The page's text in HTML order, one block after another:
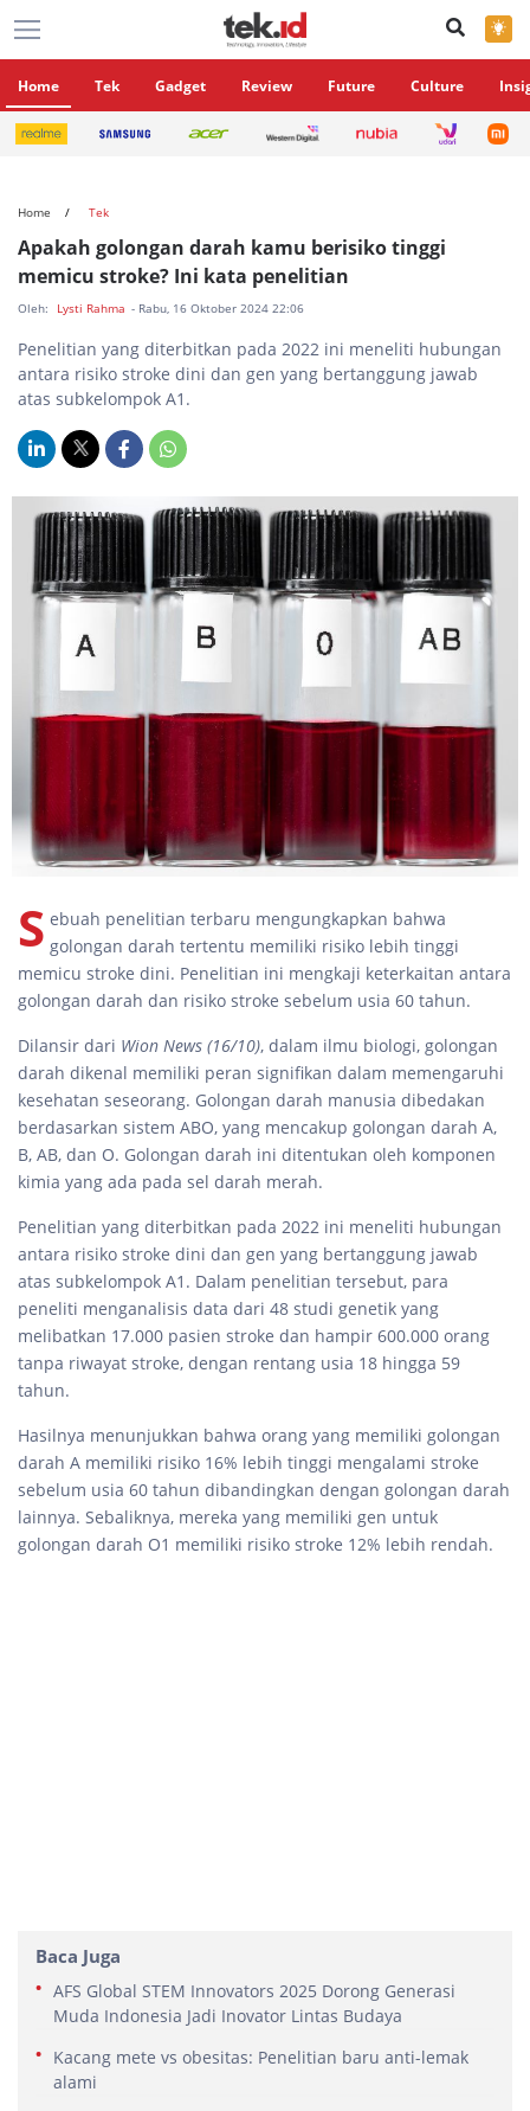
×
Home Tek Gadget Review Future Culture
Home Tek
Apakah golongan darah kamu berisiko tinggi
memicu stroke? Ini kata penelitian
Oleh: Lysti Rahma - Rabu, 16 Oktober 2024 22:06
Penelitian yang diterbitkan pada 2022 ini meneliti hubungan
antara risiko stroke dini dan gen yang bertanggung jawab
atas subkelompok A1.
S ebuah penelitian terbaru mengungkapkan bahwa
golongan darah tertentu memiliki risiko lebih tinggi
memicu stroke dini. Penelitian ini mengkaji keterkaitan antara
golongan darah dan risiko stroke sebelum usia 60 tahun.
Dilansir dari Wion News (16/10), dalam ilmu biologi, golongan
darah dikenal memiliki peran signifikan dalam memengaruhi
kesehatan seseorang. Golongan darah manusia dibedakan
berdasarkan sistem ABO, yang mencakup golongan darah A,
B, AB, dan O. Golongan darah ini ditentukan oleh komponen
kimia yang ada pada sel darah merah.
Penelitian yang diterbitkan pada 2022 ini meneliti hubungan
antara risiko stroke dini dan gen yang bertanggung jawab
atas subkelompok A1. Dalam penelitian tersebut, para
peneliti menganalisis data dari 48 studi genetik yang
melibatkan 17.000 pasien stroke dan hampir 600.000 orang
tanpa riwayat stroke, dengan rentang usia 18 hingga 59
tahun.
Hasilnya menunjukkan bahwa orang yang memiliki golongan
darah A memiliki risiko 16% lebih tinggi mengalami stroke
sebelum usia 60 tahun dibandingkan dengan golongan darah
lainnya. Sebaliknya, mereka yang memiliki gen untuk
golongan darah O1 memiliki risiko stroke 12% lebih rendah.
Baca Juga
AFS Global STEM Innovators 2025 Dorong Generasi
Muda Indonesia Jadi Inovator Lintas Budaya
Kacang mete vs obesitas: Penelitian baru anti-lemak
alami